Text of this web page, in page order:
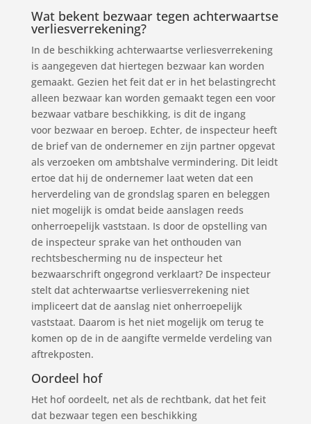
Wat bekent bezwaar tegen achterwaartse
verliesverrekening?
In de beschikking achterwaartse verliesverrekening
is aangegeven dat hiertegen bezwaar kan worden
gemaakt. Gezien het feit dat er in het belastingrecht
alleen bezwaar kan worden gemaakt tegen een voor
bezwaar vatbare beschikking, is dit de ingang
voor bezwaar en beroep. Echter, de inspecteur heeft
de brief van de ondernemer en zijn partner opgevat
als verzoeken om ambtshalve vermindering. Dit leidt
ertoe dat hij de ondernemer laat weten dat een
herverdeling van de grondslag sparen en beleggen
niet mogelijk is omdat beide aanslagen reeds
onherroepelijk vaststaan. Is door de opstelling van
de inspecteur sprake van het onthouden van
rechtsbescherming nu de inspecteur het
bezwaarschrift ongegrond verklaart? De inspecteur
stelt dat achterwaartse verliesverrekening niet
impliceert dat de aanslag niet onherroepelijk
vaststaat. Daarom is het niet mogelijk om terug te
komen op de in de aangifte vermelde verdeling van
aftrekposten.
Oordeel hof
Het hof oordeelt, net als de rechtbank, dat het feit
dat bezwaar tegen een beschikking